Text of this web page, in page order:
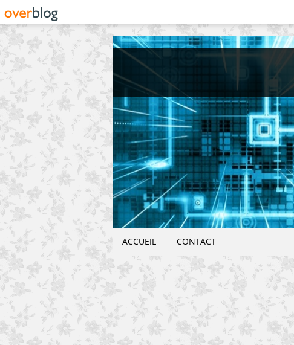
ACCUEIL CONTACT